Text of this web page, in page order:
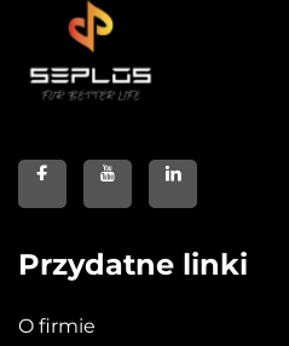
Przydatne linki
O firmie